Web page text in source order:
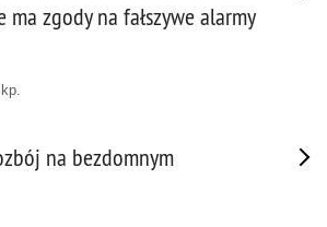
ma zgody na fałszywe alarmy
na bezdomnym